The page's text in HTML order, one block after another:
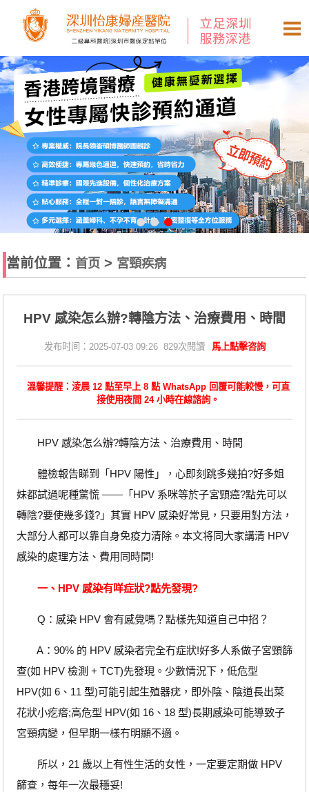
當前位置： 首页 > 宮頸疾病
HPV 感染怎么辦?轉陰方法、治療費用、時間
发布时间：2025-07-03 09:26 829次閱讀 馬上點擊咨詢
溫馨提醒：淩晨 12 點至早上 8 點 WhatsApp 回覆可能較慢，可直
接使用夜間 24 小時在線諮詢。
HPV 感染怎么辦?轉陰方法、治療費用、時間
體檢報告睇到「HPV 陽性」，心即刻跳多幾拍?好多姐
妹都試過呢種驚慌 ——「HPV 系咪等於子宮頸癌?點先可以
轉陰?要使幾多錢?」其實 HPV 感染好常見，只要用對方法，
大部分人都可以靠自身免疫力清除。本文将同大家講清 HPV
感染的處理方法、費用同時間!
一、HPV 感染有咩症狀?點先發現?
Q：感染 HPV 會有感覺嗎？點樣先知道自己中招？
A：90% 的 HPV 感染者完全冇症狀!好多人系做子宮頸篩
查(如 HPV 檢測 + TCT)先發現。少數情況下，低危型
HPV(如 6、11 型)可能引起生殖器疣，即外陰、陰道長出菜
花狀小疙瘩;高危型 HPV(如 16、18 型)長期感染可能導致子
宮頸病變，但早期一樣冇明顯不適。
所以，21 歲以上有性生活的女性，一定要定期做 HPV
篩查，每年一次最穩妥!